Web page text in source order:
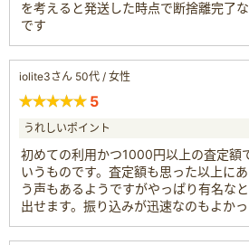
を考えると発送した時点で断捨離完了
です
iolite3さん 50代 / 女性
5
うれしいポイント
初めての利用かつ1000円以上の査定額
いうものです。査定額も思った以上に
う声もあるようですがやっぱり有名な
出せます。振り込みが迅速なのもよかっ